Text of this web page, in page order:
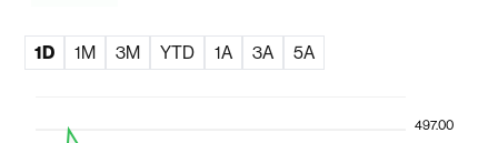
1D 1M 3M YTD 1A 3A 5A
497.00